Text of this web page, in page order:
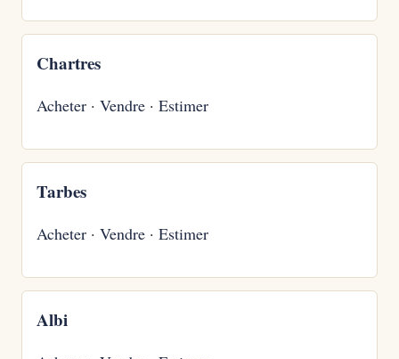
Chartres
Acheter · Vendre · Estimer
Tarbes
Acheter · Vendre · Estimer
Albi